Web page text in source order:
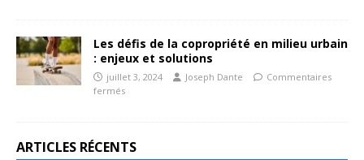
Les défis de la copropriété en milieu urbain
: enjeux et solutions
juillet 3, 2024 Joseph Dante
Commentaires
fermés
ARTICLES RÉCENTS